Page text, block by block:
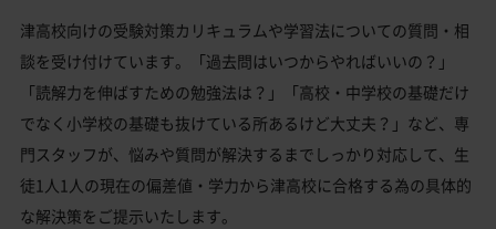
津高校向けの受験対策カリキュラムや学習法についての質問・相
談を受け付けています。「過去問はいつからやればいいの？」
「読解力を伸ばすための勉強法は？」「高校・中学校の基礎だけ
でなく小学校の基礎も抜けている所あるけど大丈夫？」など、専
門スタッフが、悩みや質問が解決するまでしっかり対応して、生
徒1人1人の現在の偏差値・学力から津高校に合格する為の具体的
な解決策をご提示いたします。